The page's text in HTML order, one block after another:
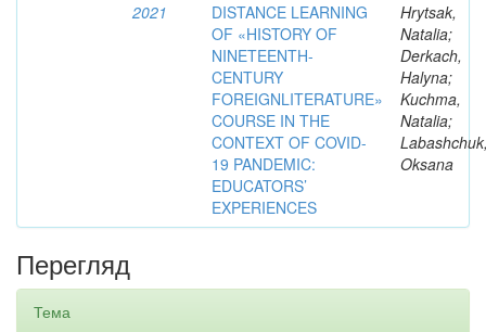
2021
DISTANCE LEARNING
OF «HISTORY OF
NINETEENTH-
CENTURY
FOREIGNLITERATURE»
COURSE IN THE
CONTEXT OF COVID-
19 PANDEMIC:
EDUCATORS’
EXPERIENCES
Hrytsak,
Natalia;
Derkach,
Halyna;
Kuchma,
Natalia;
Oksana
Перегляд
Тема